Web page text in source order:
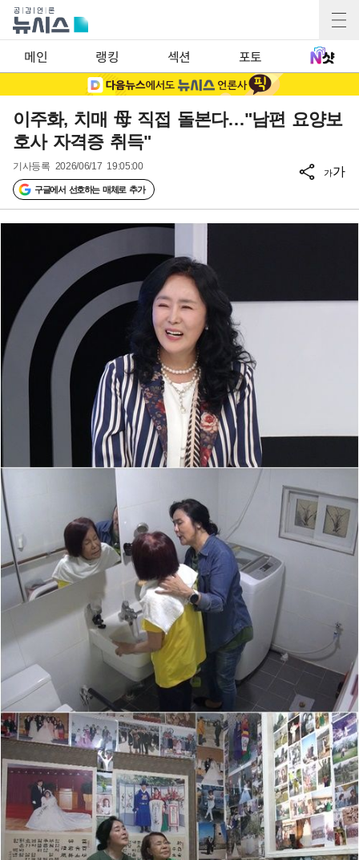
메인 랭킹 섹션 포토
이주화, 치매 母 직접 돌본다…"남편 요양보
호사 자격증 취득"
기사등록 2026/06/17 19:05:00
구글에서 선호하는 매체로 추가
가가